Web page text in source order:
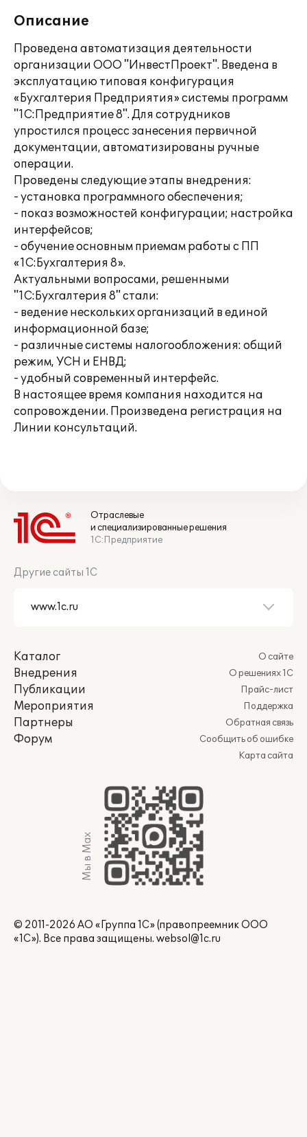
Описание
Проведена автоматизация деятельности
организации OOO "ИнвестПроект". Введена в
эксплуатацию типовая конфигурация
«Бухгалтерия Предприятия» системы программ
"1С:Предприятие 8". Для сотрудников
упростился процесс занесения первичной
документации, автоматизированы ручные
операции.
Проведены следующие этапы внедрения:
- установка программного обеспечения;
- показ возможностей конфигурации; настройка
интерфейсов;
- обучение основным приемам работы с ПП
«1С:Бухгалтерия 8».
Актуальными вопросами, решенными
"1С:Бухгалтерия 8" стали:
- ведение нескольких организаций в единой
информационной базе;
- различные системы налогообложения: общий
режим, УСН и ЕНВД;
- удобный современный интерфейс.
В настоящее время компания находится на
сопровождении. Произведена регистрация на
Линии консультаций.
Отраслевые
и специализированные решения
1С:Предприятие
Другие сайты 1С
Каталог
Внедрения
Публикации
Мероприятия
Партнеры
Форум
О сайте
О решениях 1С
Прайс-лист
Поддержка
Обратная связь
Сообщить об ошибке
Карта сайта
Мы в Max
© 2011-2026 АО «Группа 1С» (правопреемник ООО
«1С»). Все права защищены. websol@1c.ru